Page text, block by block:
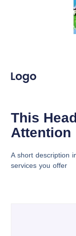
This
Attention
A short description
services you offer